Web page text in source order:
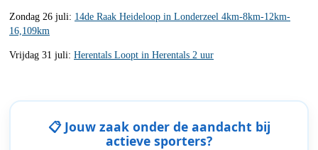
Zondag 26 juli: 14de Raak Heideloop in Londerzeel 4km-8km-12km-
16,109km
Vrijdag 31 juli: Herentals Loopt in Herentals 2 uur
📋 Jouw zaak onder de aandacht bij
actieve sporters?